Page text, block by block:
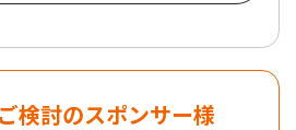
検討のスポンサー様